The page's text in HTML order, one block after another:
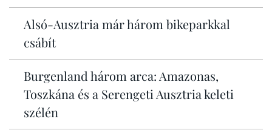
Alsó-Ausztria már három bikeparkkal
csábít
Burgenland három arca: Amazonas,
Toszkána és a Serengeti Ausztria keleti
szélén